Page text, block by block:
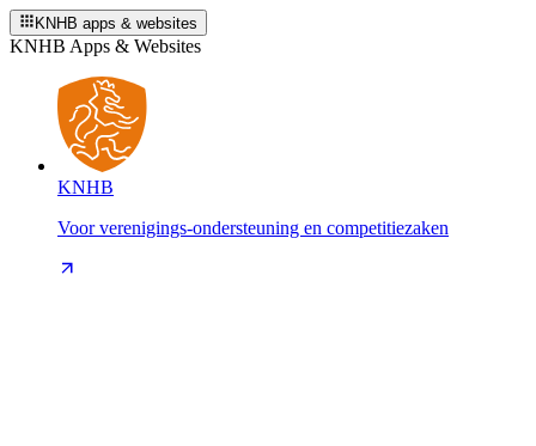
KNHB apps & websites
KNHB Apps & Websites
KNHB
Voor verenigings-ondersteuning en competitiezaken